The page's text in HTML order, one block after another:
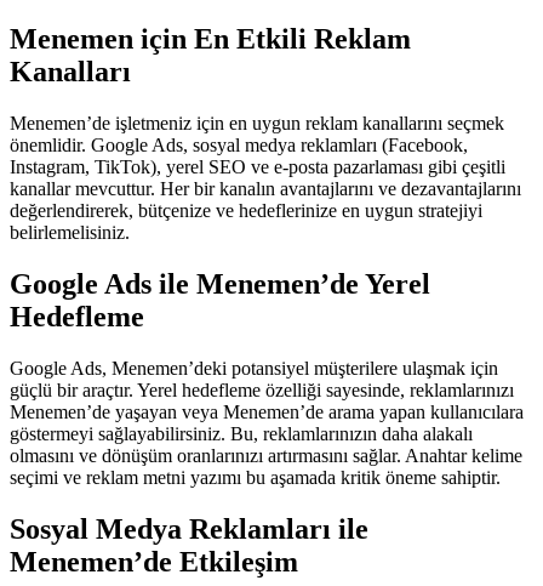
Menemen için En Etkili Reklam
Kanalları
Menemen’de işletmeniz için en uygun reklam kanallarını seçmek
önemlidir. Google Ads, sosyal medya reklamları (Facebook,
Instagram, TikTok), yerel SEO ve e-posta pazarlaması gibi çeşitli
kanallar mevcuttur. Her bir kanalın avantajlarını ve dezavantajlarını
değerlendirerek, bütçenize ve hedeflerinize en uygun stratejiyi
belirlemelisiniz.
Google Ads ile Menemen’de Yerel
Hedefleme
Google Ads, Menemen’deki potansiyel müşterilere ulaşmak için
güçlü bir araçtır. Yerel hedefleme özelliği sayesinde, reklamlarınızı
Menemen’de yaşayan veya Menemen’de arama yapan kullanıcılara
göstermeyi sağlayabilirsiniz. Bu, reklamlarınızın daha alakalı
olmasını ve dönüşüm oranlarınızı artırmasını sağlar. Anahtar kelime
seçimi ve reklam metni yazımı bu aşamada kritik öneme sahiptir.
Sosyal Medya Reklamları ile
Menemen’de Etkileşim